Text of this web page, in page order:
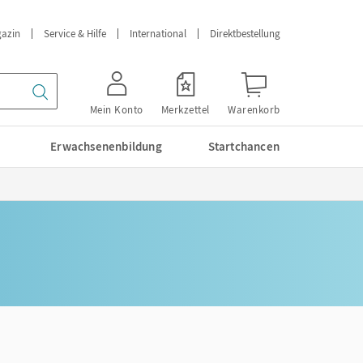
Service & Hilfe International Direktbestellung
Mein Konto Merkzettel Warenkorb
Erwachsenenbildung Startchancen